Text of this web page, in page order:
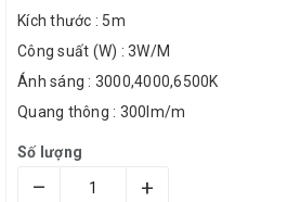
Kích thước : 5m
Công suất (W) : 3W/M
Ánh sáng : 3000,4000,6500K
Quang thông : 300lm/m
Số lượng
– +